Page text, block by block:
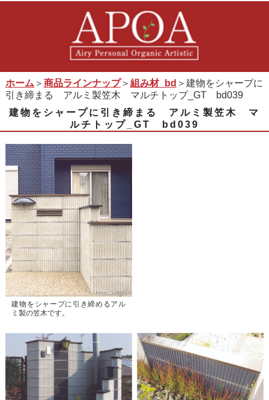
ホーム ＞ 商品ラインナップ＞ 組み材_bd ＞建物をシャープに
引き締まる アルミ製笠木 マルチトップ_GT bd039
建物をシャープに引き締まる アルミ製笠木 マ
ルチトップ_GT bd039
建物をシャープに引き締めるアル
ミ製の笠木です。